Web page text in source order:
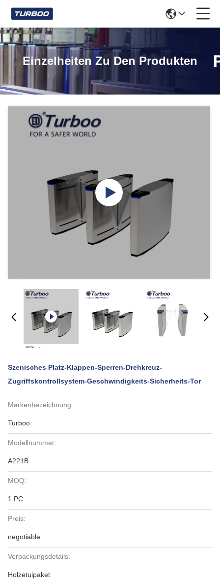
Einzelheiten Zu Den Produkten
Szenisches Platz-Klappen-Sperren-Drehkreuz-
Zugriffskontrollsystem-Geschwindigkeits-Sicherheits-Tor
Markenbezeichnung:
Turboo
Modellnummer:
A221B
MOQ:
1 PC
Preis:
negotiable
Verpackungsdetails:
Holzetuipaket